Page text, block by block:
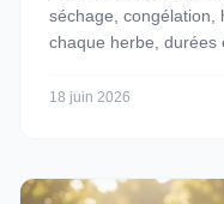
séchage, congélation,
chaque herbe, durées
18 juin 2026